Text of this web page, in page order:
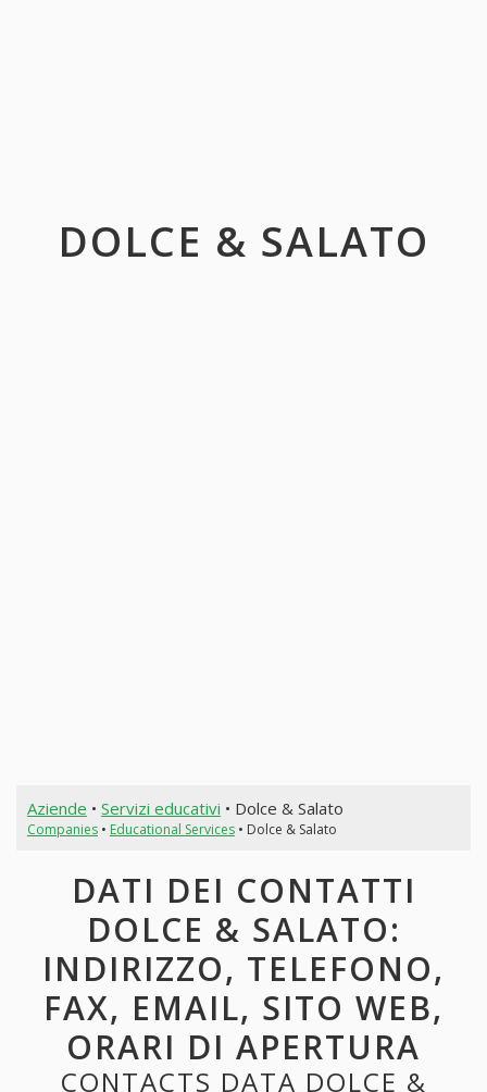
DOLCE & SALATO
Aziende • Servizi educativi • Dolce & Salato
Companies• Educational Services• Dolce & Salato
DATI DEI CONTATTI
DOLCE & SALATO:
INDIRIZZO, TELEFONO,
FAX, EMAIL, SITO WEB,
ORARI DI APERTURA
CONTACTS DATA DOLCE &